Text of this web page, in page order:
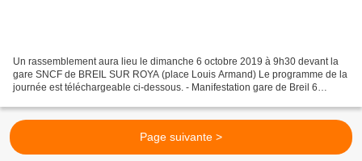
Un rassemblement aura lieu le dimanche 6 octobre 2019 à 9h30 devant la
gare SNCF de BREIL SUR ROYA (place Louis Armand) Le programme de la
journée est téléchargeable ci-dessous. - Manifestation gare de Breil 6
Page suivante >